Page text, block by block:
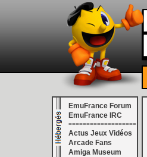
EmuFrance Forum
EmuFrance IRC
===================
Actus Jeux Vidéos
Arcade Fans
Amiga Museum